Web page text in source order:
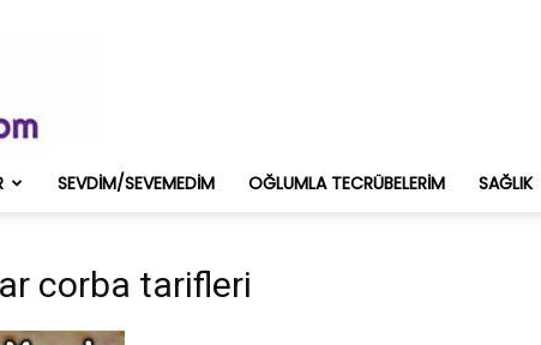
SEVDIM/SEVEMEDIM OĞLUMLA TECRÜBELERIM SAĞLIK
corba tarifleri